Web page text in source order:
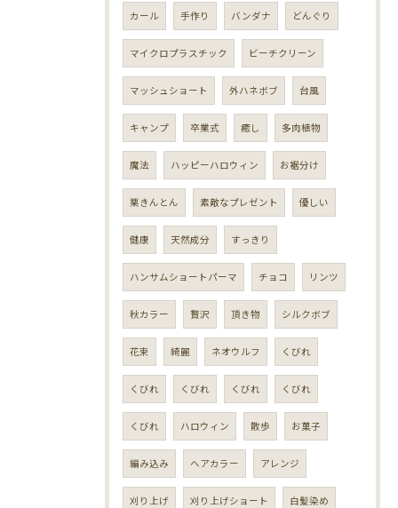
カール 手作り バンダナ どんぐり
マイクロプラスチック ビーチクリーン
マッシュショート 外ハネボブ 台風
キャンプ 卒業式 癒し 多肉植物
魔法 ハッピーハロウィン お裾分け
栗きんとん 素敵なプレゼント 優しい
健康 天然成分 すっきり
ハンサムショートパーマ チョコ リンツ
秋カラー 贅沢 頂き物 シルクボブ
花束 綺麗 ネオウルフ くびれ
くびれ くびれ くびれ くびれ
くびれ ハロウィン 散歩 お菓子
編み込み ヘアカラー アレンジ
刈り上げ 刈り上げショート 白髪染め